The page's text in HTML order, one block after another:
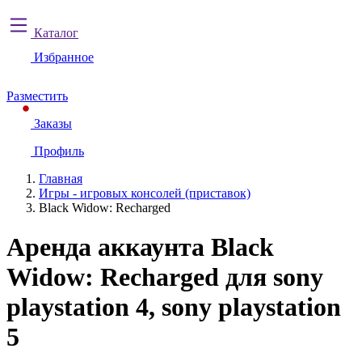
Каталог
Избранное
Разместить
Заказы
Профиль
Главная
Игры - игровых консолей (приставок)
Black Widow: Recharged
Аренда аккаунта Black
Widow: Recharged для sony
playstation 4, sony playstation
5